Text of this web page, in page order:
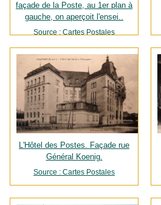
façade de la Poste, au 1er plan à
gauche, on aperçoit l'ensei..
Source : Cartes Postales
L'Hôtel des Postes. Façade rue
Général Koenig.
Source : Cartes Postales